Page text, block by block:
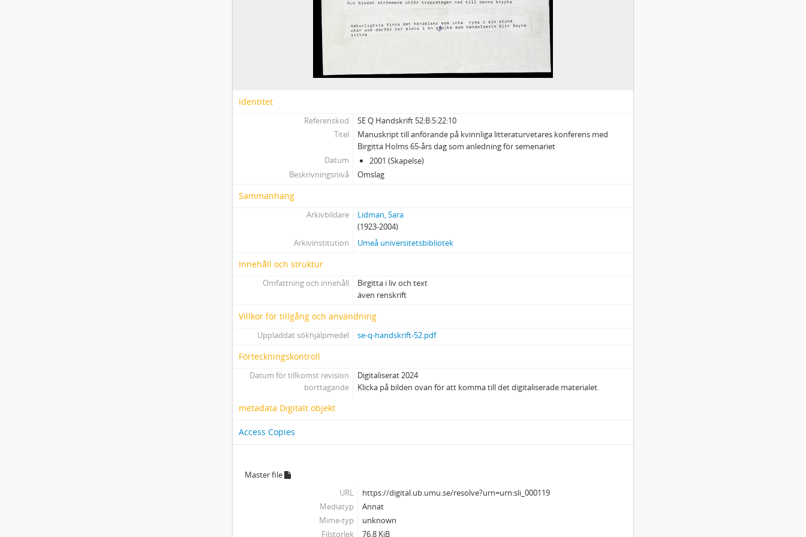
Identitet
Referenskod
SE Q Handskrift 52:B:5:22:10
Titel
Manuskript till anförande på kvinnliga litteraturvetares konferens med
Birgitta Holms 65-års dag som anledning för semenariet
Datum
2001 (Skapelse)
Beskrivningsnivå
Omslag
Sammanhang
Arkivbildare
Lidman, Sara
(1923-2004)
Arkivinstitution
Umeå universitetsbibliotek
Innehåll och struktur
Omfattning och innehåll
Birgitta i liv och text
även renskrift
Villkor för tillgång och användning
Uppladdat sökhjälpmedel se-q-handskrift-52.pdf
Förteckningskontroll
Datum för tillkomst revision
borttagande
Digitaliserat 2024
Klicka på bilden ovan för att komma till det digitaliserade materialet.
metadata Digitalt objekt
Access Copies
Master file
URL
https://digital.ub.umu.se/resolve?urn=urn:sli_000119
Mediatyp
Annat
Mime-typ
unknown
Filstorlek
76.8 KiB